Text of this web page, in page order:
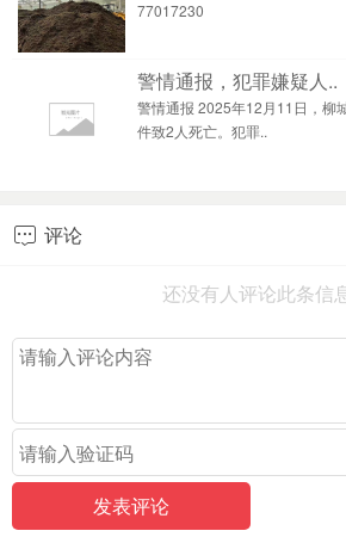
77017230
警情通报，犯罪嫌疑人..
警情通报 2025年12月11日，柳
件致2人死亡。犯罪..
 评论
还没有人评论此条信